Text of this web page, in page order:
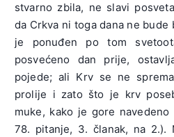
stvarno zbila, ne slavi
da Crkva ni toga dana ne bude
je ponuđen po tom
posvećeno dan prije,
pojede; ali Krv se ne
prolije i zato što je krv
muke, kako je gore navedeno
78. pitanje, 3. članak, na 2.).